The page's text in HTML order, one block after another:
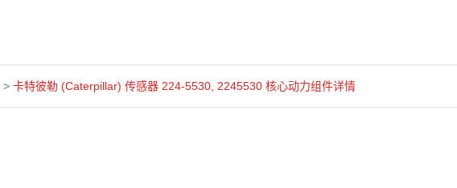
> 卡特彼勒 (Caterpillar) 传感器 224-5530, 2245530 核心动力组件详情